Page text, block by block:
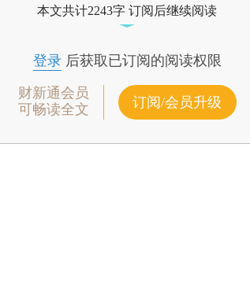
本文共计2243字 订阅后继续阅读
登录后获取已订阅的阅读权限
财新通会员
可畅读全文
订阅/会员升级